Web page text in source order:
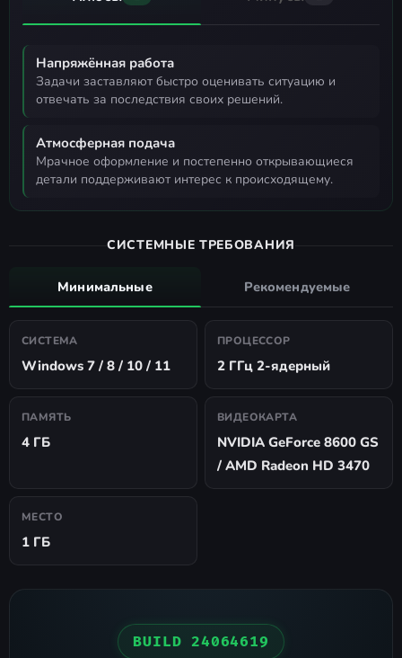
Напряжённая работа
задачи заставляют быстро оценивать ситуацию и
отвечать за последствия своих решений.
Атмосферная подача
мрачное оформление и постепенно открывающиеся
детали поддерживают интерес к происходящему.
СИСТЕМНЫЕ ТРЕБОВАНИЯ
Минимальные Рекомендуемые
СИСТЕМА
Windows 7 / 8 / 10 / 11
ПРОЦЕССОР
2 ГГц 2-ядерный
ПАМЯТЬ
4 ГБ
ВИДЕОКАРТА
NVIDIA GeForce 8600 GS
/ AMD Radeon HD 3470
МЕСТО
1 ГБ
BUILD 24064619